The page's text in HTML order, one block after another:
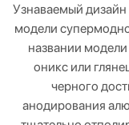
Узнаваемый дизайн
модели
названии
оникс или
черного
анодирования